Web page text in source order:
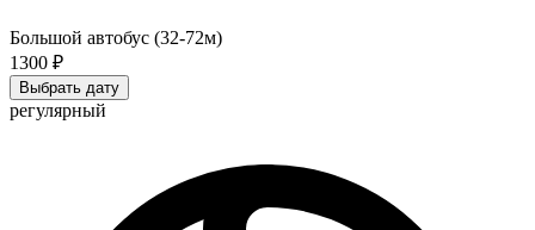
Большой автобус (32-72м)
1300 ₽
Выбрать дату
регулярный